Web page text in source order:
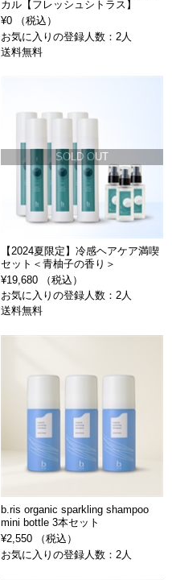
カル【フレッシュシトラス】
¥0 （税込）
お気に入りの登録人数：2人
送料無料
SOLD OUT
【2024夏限定】冷感ヘアケア満喫
セット＜青柚子の香り＞
¥19,680 （税込）
お気に入りの登録人数：2人
送料無料
b.ris organic sparkling shampoo
mini bottle 3本セット
¥2,550 （税込）
お気に入りの登録人数：2人